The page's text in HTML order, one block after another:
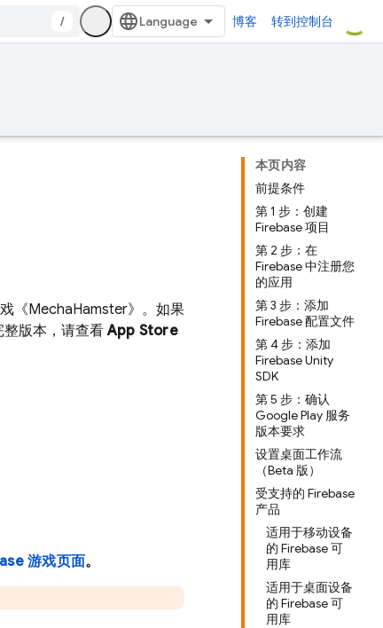
/ 博客 转到控制台
本页内容
前提条件
第 1 步：创建
Firebase 项目
第 2 步：在
Firebase 中注册您
的应用
第 3 步：添加
Firebase 配置文件
第 4 步：添加
Firebase Unity
SDK
第 5 步：确认
Google Play 服务
版本要求
设置桌面工作流
（Beta 版）
受支持的 Firebase
产品
适用于移动设备
的 Firebase 可
用库
适用于桌面设备
的 Firebase 可
用库
《MechaHamster》。如果
整版本，请查看App Store
游戏页面。